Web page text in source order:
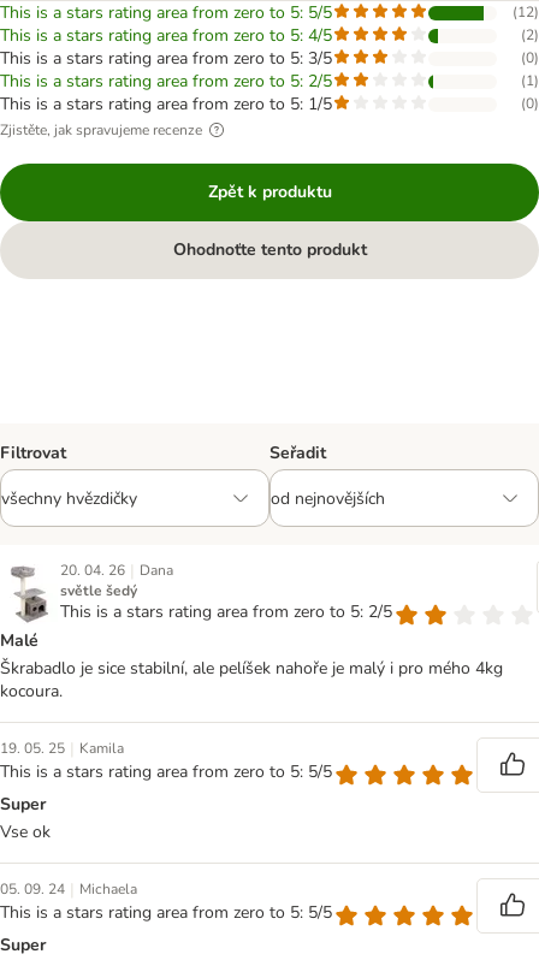
This is a stars rating area from zero to 5: 5/5 (12)
This is a stars rating area from zero to 5: 4/5 (2)
This is a stars rating area from zero to 5: 3/5 (0)
This is a stars rating area from zero to 5: 2/5 (1)
This is a stars rating area from zero to 5: 1/5 (0)
Zjistěte, jak spravujeme recenze
Zpět k produktu
Ohodnoťte tento produkt
Filtrovat Seřadit
20. 04. 26 | Dana
světle šedý
This is a stars rating area from zero to 5: 2/5
Malé
Škrabadlo je sice stabilní, ale pelíšek nahoře je malý i pro mého 4kg
kocoura.
19. 05. 25 | Kamila
This is a stars rating area from zero to 5: 5/5
Super
Vse ok
05. 09. 24 | Michaela
This is a stars rating area from zero to 5: 5/5
Super